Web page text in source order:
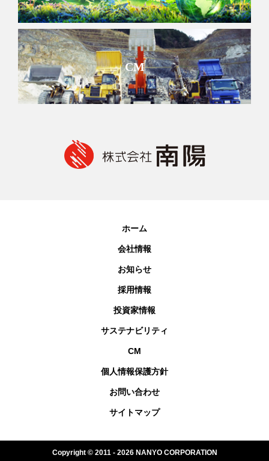
CM
ホーム
会社情報
お知らせ
採用情報
投資家情報
サステナビリティ
CM
個人情報保護方針
お問い合わせ
サイトマップ
Copyright © 2011 - 2026 NANYO CORPORATION